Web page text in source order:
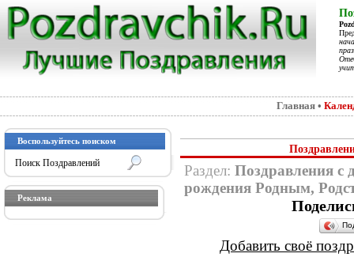
Главная •
Воспользуйтесь поиском
Реклама
Раздел: Поздравления с
рождения Родным,
Добавить своё